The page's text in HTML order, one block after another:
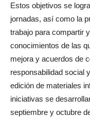
Estos objetivos se
jornadas, así como la
trabajo para compartir
conocimientos de las
mejora y acuerdos de
responsabilidad social
edición de materiales
iniciativas se
septiembre y octubre